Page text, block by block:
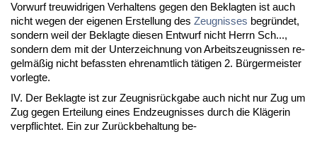
Vor­wurf treu­wid­ri­gen Ver­hal­tens ge­gen den Be­klag­ten ist auch
nicht we­gen der ei­ge­nen Er­stel­lung des Zeug­nis­ses be­gründet,
son­dern weil der Be­klag­te die­sen Ent­wurf nicht Herrn Sch...,
son­dern dem mit der Un­ter­zeich­nung von Ar­beits­zeug­nis­sen re­
gelmäßig nicht be­fass­ten eh­ren­amt­lich täti­gen 2. Bürger­meis­ter
vor­leg­te.
IV. Der Be­klag­te ist zur Zeug­nisrück­ga­be auch nicht nur Zug um
Zug ge­gen Er­tei­lung ei­nes End­zeug­nis­ses durch die Kläge­rin
ver­pflich­tet. Ein zur Zurück­be­hal­tung be-